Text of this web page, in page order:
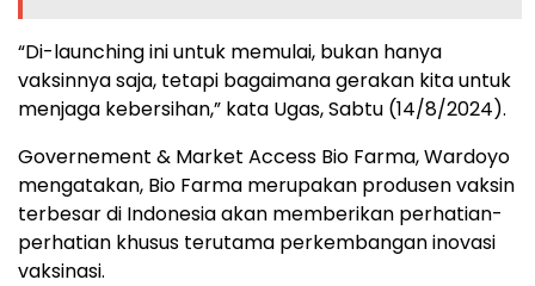
“Di-launching ini untuk memulai, bukan hanya
vaksinnya saja, tetapi bagaimana gerakan kita untuk
menjaga kebersihan,” kata Ugas, Sabtu (14/8/2024).
Governement & Market Access Bio Farma, Wardoyo
mengatakan, Bio Farma merupakan produsen vaksin
terbesar di Indonesia akan memberikan perhatian-
perhatian khusus terutama perkembangan inovasi
vaksinasi.